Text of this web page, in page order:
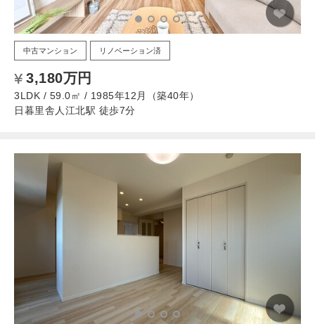
中古マンション リノベーション済
3,180万円
3LDK / 59.0㎡ / 1985年12月（築40年）
日暮里舎人江北駅 徒歩7分